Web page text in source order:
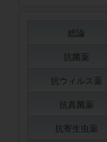
総論
抗菌薬
抗ウィルス薬
抗真菌薬
抗寄生虫薬